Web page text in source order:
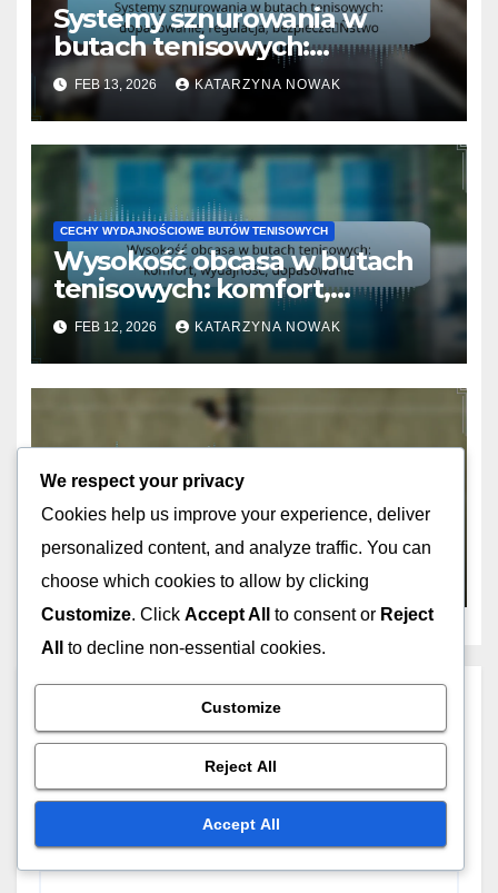
Systemy sznurowania w
butach tenisowych:
dopasowanie, regulacja,
bezpieczeństwo
FEB 13, 2026 KATARZYNA NOWAK
CECHY WYDAJNOŚCIOWE BUTÓW TENISOWYCH
Wysokość obcasa w butach
tenisowych: komfort,
wydajność, dopasowanie
FEB 12, 2026 KATARZYNA NOWAK
CECHY WYDAJNOŚCIOWE BUTÓW TENISOWYCH
Technologia wkładek w
butach tenisowych: komfort,
wsparcie, dopasowanie
Leave a Reply
Your email address will not be published.
fields are marked*
Comment*
We respect your privacy
Cookies help us improve your experience, deliver
personalized content, and analyze traffic. You can
choose which cookies to allow by clicking
Customize. Click Accept All to consent or Reject
All
to decline non-essential cookies.
Customize
Reject All
Accept All